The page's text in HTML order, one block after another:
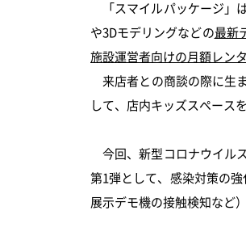
「スマイルパッケージ」
や3Dモデリングなどの最新
施設運営者向けの月額レン
来店者との商談の際に生
して、店内キッズスペースを
今回、新型コロナウイル
第1弾として、感染対策の
展示デモ機の接触検知など